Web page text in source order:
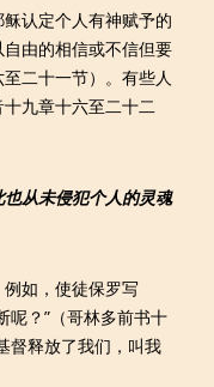
认定个人有神赋予的
由的相信或不信但要
二十一节）。有些人
九章十六至二十二
从未侵犯个人的灵魂
如，使徒保罗写
呢？”（哥林多前书十
督释放了我们，叫我